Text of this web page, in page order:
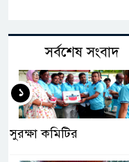
সর্বশেষ সংবাদ
সুরক্ষা কমিটির
১